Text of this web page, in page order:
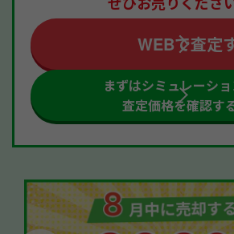
WEBで査定
まずはシミュレーシ
査定価格を確認す